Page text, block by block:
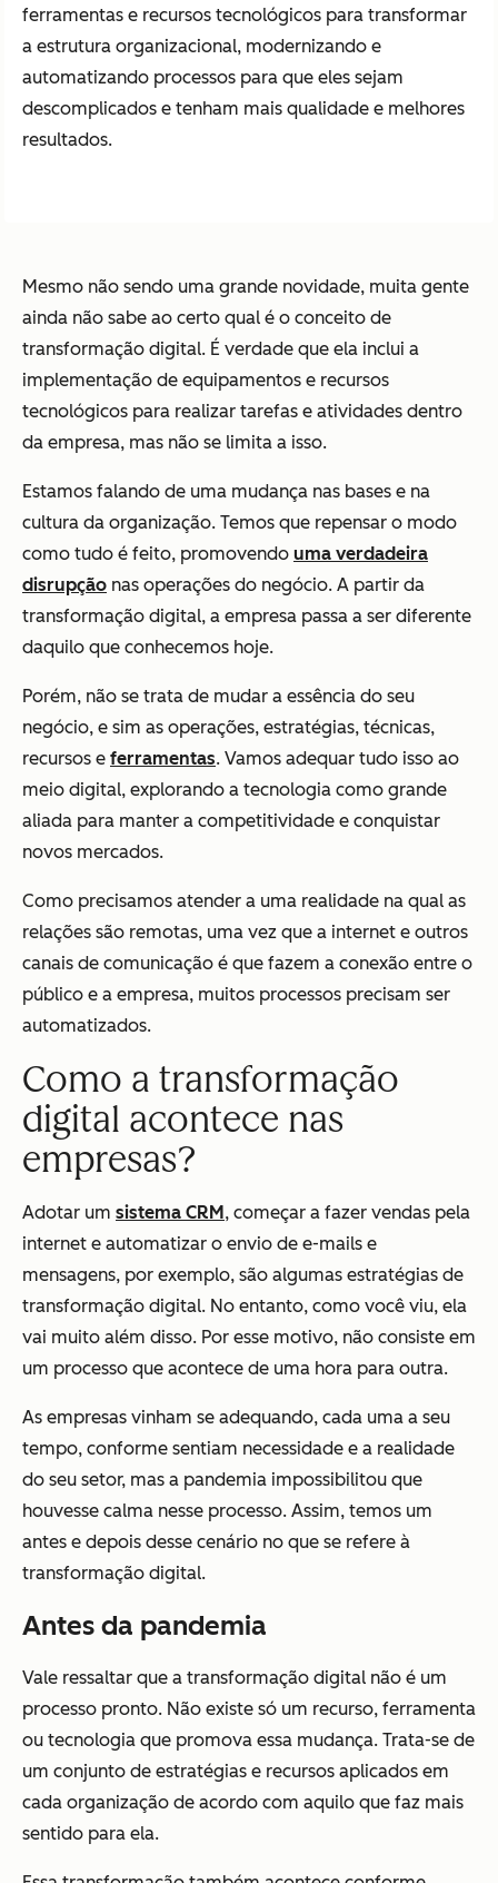
ferramentas e recursos tecnológicos para transformar
a estrutura organizacional, modernizando e
automatizando processos para que eles sejam
descomplicados e tenham mais qualidade e melhores
resultados.
Mesmo não sendo uma grande novidade, muita gente
ainda não sabe ao certo qual é o conceito de
transformação digital. É verdade que ela inclui a
implementação de equipamentos e recursos
tecnológicos para realizar tarefas e atividades dentro
da empresa, mas não se limita a isso.
Estamos falando de uma mudança nas bases e na
cultura da organização. Temos que repensar o modo
como tudo é feito, promovendo uma verdadeira
disrupção nas operações do negócio. A partir da
transformação digital, a empresa passa a ser diferente
daquilo que conhecemos hoje.
Porém, não se trata de mudar a essência do seu
negócio, e sim as operações, estratégias, técnicas,
recursos e ferramentas. Vamos adequar tudo isso ao
meio digital, explorando a tecnologia como grande
aliada para manter a competitividade e conquistar
novos mercados.
Como precisamos atender a uma realidade na qual as
relações são remotas, uma vez que a internet e outros
canais de comunicação é que fazem a conexão entre o
público e a empresa, muitos processos precisam ser
automatizados.
Como a transformação
digital acontece nas
empresas?
Adotar um sistema CRM , começar a fazer vendas pela
internet e automatizar o envio de e-mails e
mensagens, por exemplo, são algumas estratégias de
transformação digital. No entanto, como você viu, ela
vai muito além disso. Por esse motivo, não consiste em
um processo que acontece de uma hora para outra.
As empresas vinham se adequando, cada uma a seu
tempo, conforme sentiam necessidade e a realidade
do seu setor, mas a pandemia impossibilitou que
houvesse calma nesse processo. Assim, temos um
antes e depois desse cenário no que se refere à
transformação digital.
Antes da pandemia
Vale ressaltar que a transformação digital não é um
processo pronto. Não existe só um recurso, ferramenta
ou tecnologia que promova essa mudança. Trata-se de
um conjunto de estratégias e recursos aplicados em
cada organização de acordo com aquilo que faz mais
sentido para ela.